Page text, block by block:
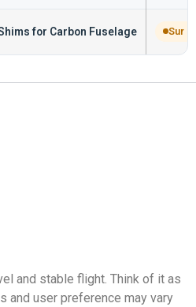
for Carbon Fuselage Sur
and stable flight. Think of it as
and user preference may vary